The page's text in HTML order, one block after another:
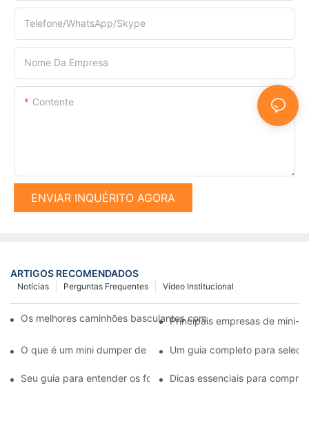
Telefone/WhatsApp/Skype
Nome Da Empresa
Contente
ENVIAR INQUÉRITO AGORA
ARTIGOS RECOMENDADOS
Vídeo Institucional
Perguntas Frequentes
Notícias
Os melhores caminhões basculantes com esteiras disponíveis
Principais empresas de mini-
O que é um mini dumper de esteiras e quais são seus
Um guia completo para
Seu guia para entender os fornecedores de martelos
Dicas essenciais para